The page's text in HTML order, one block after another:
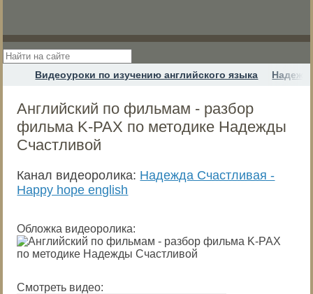
Видеоуроки по изучению английского языка
Английский по фильмам - разбор
фильма K-PAX по методике Надежды
Счастливой
Канал видеоролика: Надежда Cчастливая -
Happy hope english
Обложка видеоролика:
Смотреть видео: